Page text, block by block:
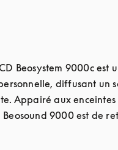
Beosystem 9000c est
diffusant un
Appairé aux enceintes
Beosound 9000 est de